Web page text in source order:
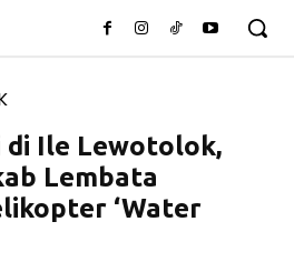
di Ile Lewotolok,
Lembata
‘Water